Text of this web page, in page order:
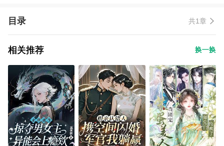
目录 共1章
相关推荐 换一换